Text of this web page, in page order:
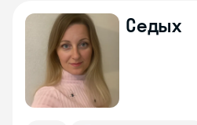
Седых